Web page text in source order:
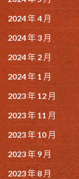
2024 年 4 月
2024 年 3 月
2024 年 2 月
2024 年 1 月
2023 年 12 月
2023 年 11 月
2023 年 10 月
2023 年 9 月
2023 年 8 月